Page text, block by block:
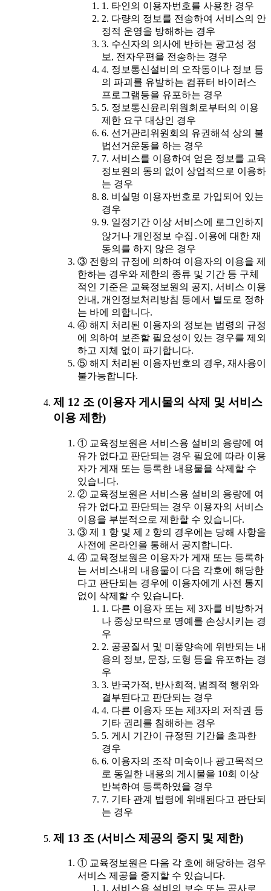
1. 타인의 이용자번호를 사용한 경우
2. 다량의 정보를 전송하여 서비스의 안
정적 운영을 방해하는 경우
3. 수신자의 의사에 반하는 광고성 정
보, 전자우편을 전송하는 경우
4. 정보통신설비의 오작동이나 정보 등
의 파괴를 유발하는 컴퓨터 바이러스
프로그램등을 유포하는 경우
5. 정보통신윤리위원회로부터의 이용
제한 요구 대상인 경우
6. 선거관리위원회의 유권해석 상의 불
법선거운동을 하는 경우
7. 서비스를 이용하여 얻은 정보를 교육
정보원의 동의 없이 상업적으로 이용하
는 경우
8. 비실명 이용자번호로 가입되어 있는
경우
9. 일정기간 이상 서비스에 로그인하지
않거나 개인정보 수집․이용에 대한 재
동의를 하지 않은 경우
③ 전항의 규정에 의하여 이용자의 이용을 제
한하는 경우와 제한의 종류 및 기간 등 구체
적인 기준은 교육정보원의 공지, 서비스 이용
안내, 개인정보처리방침 등에서 별도로 정하
는 바에 의합니다.
④ 해지 처리된 이용자의 정보는 법령의 규정
에 의하여 보존할 필요성이 있는 경우를 제외
하고 지체 없이 파기합니다.
⑤ 해지 처리된 이용자번호의 경우, 재사용이
불가능합니다.
제 12 조 (이용자 게시물의 삭제 및 서비스
이용 제한)
① 교육정보원은 서비스용 설비의 용량에 여
유가 없다고 판단되는 경우 필요에 따라 이용
자가 게재 또는 등록한 내용물을 삭제할 수
있습니다.
② 교육정보원은 서비스용 설비의 용량에 여
유가 없다고 판단되는 경우 이용자의 서비스
이용을 부분적으로 제한할 수 있습니다.
③ 제 1 항 및 제 2 항의 경우에는 당해 사항을
사전에 온라인을 통해서 공지합니다.
④ 교육정보원은 이용자가 게재 또는 등록하
는 서비스내의 내용물이 다음 각호에 해당한
다고 판단되는 경우에 이용자에게 사전 통지
없이 삭제할 수 있습니다.
1. 다른 이용자 또는 제 3자를 비방하거
나 중상모략으로 명예를 손상시키는 경
우
2. 공공질서 및 미풍양속에 위반되는 내
용의 정보, 문장, 도형 등을 유포하는 경
우
3. 반국가적, 반사회적, 범죄적 행위와
결부된다고 판단되는 경우
4. 다른 이용자 또는 제3자의 저작권 등
기타 권리를 침해하는 경우
5. 게시 기간이 규정된 기간을 초과한
경우
6. 이용자의 조작 미숙이나 광고목적으
로 동일한 내용의 게시물을 10회 이상
반복하여 등록하였을 경우
7. 기타 관계 법령에 위배된다고 판단되
는 경우
제 13 조 (서비스 제공의 중지 및 제한)
① 교육정보원은 다음 각 호에 해당하는 경우
서비스 제공을 중지할 수 있습니다.
1. 서비스용 설비의 보수 또는 공사로